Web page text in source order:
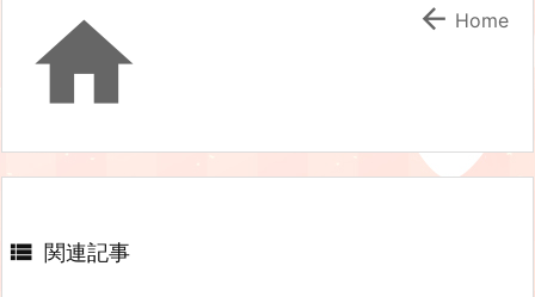
  Home
 関連記事